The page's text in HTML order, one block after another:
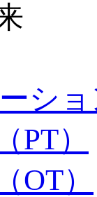
シ
PT）
OT）